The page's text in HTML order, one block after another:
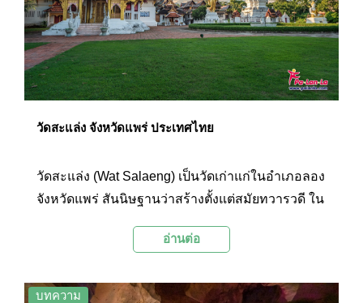
วัดสะแล่ง จังหวัดแพร่ ประเทศไทย
วัดสะแล่ง (Wat Salaeng) เป็นวัดเก่าแก่ในอำเภอลอง
จังหวัดแพร่ สันนิษฐานว่าสร้างตั้งแต่สมัยทวารวดี ใน
ดอนคำ ภายในบริเวณวัดสะแล่งมีโบราณสถาน
มาก
อ่านต่อ
บทความ